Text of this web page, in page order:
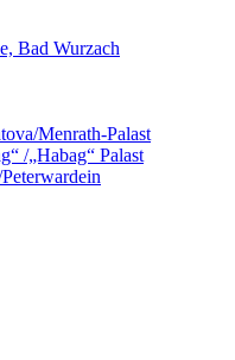
Bad Wurzach
Menrath-Palast
/„Habag“ Palast